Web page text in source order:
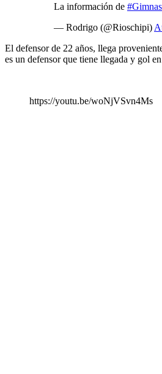
La información de
— Rodrigo (@Rioschipi)
El defensor de 22 años, llega
es un defensor que tiene llegada y gol
https://youtu.be/woNjVSvn4Ms